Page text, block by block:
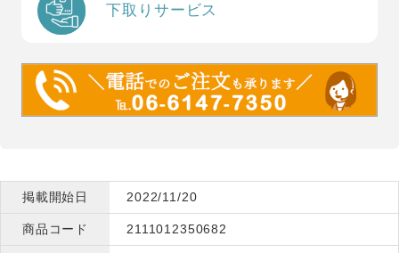
下取りサービス
掲載開始日 2022/11/20
商品コード 2111012350682